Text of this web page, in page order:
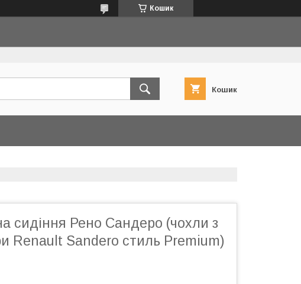
Кошик
Кошик
сидіння Рено Сандеро (чохли з
Renault Sandero стиль Premium)